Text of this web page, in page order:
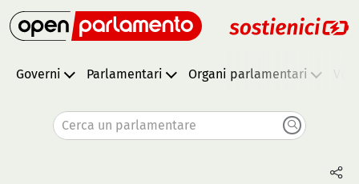
Governi Parlamentari Organi parlamentari
Cerca un parlamentare